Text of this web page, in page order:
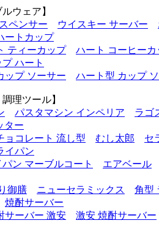
ウェア】
ペンサー ウイスキー サーバー
ートカップ
ティーカップ
ハート コーヒーカ
ハート
ップ ソーサー ハート型 カップ
理ツール】
パスタマシン インペリア
ラゴ
ター
ョコレート 流し型 むし太郎
セ
イパン
パン マーブルコート
エアベール
御膳
ニューセラミックス
角型
焼酎サーバー
サーバー 激安
激安 焼酎サーバー